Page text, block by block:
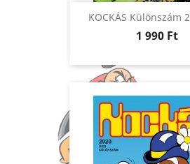
KOCKÁS Különszám
Ár
1 990 Ft